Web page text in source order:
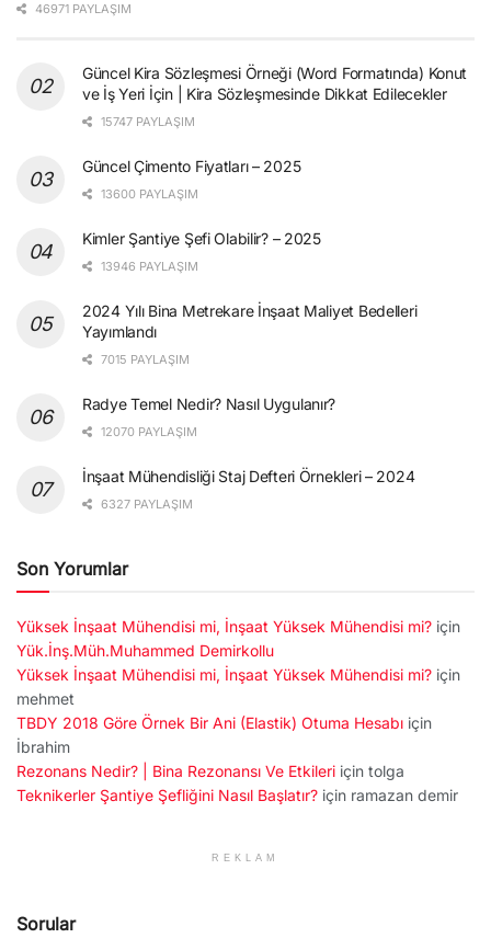
46971 PAYLAŞIM
Güncel Kira Sözleşmesi Örneği (Word Formatında) Konut
ve İş Yeri İçin | Kira Sözleşmesinde Dikkat Edilecekler
15747 PAYLAŞIM
Güncel Çimento Fiyatları – 2025
13600 PAYLAŞIM
Kimler Şantiye Şefi Olabilir? – 2025
13946 PAYLAŞIM
2024 Yılı Bina Metrekare İnşaat Maliyet Bedelleri
Yayımlandı
7015 PAYLAŞIM
Radye Temel Nedir? Nasıl Uygulanır?
12070 PAYLAŞIM
İnşaat Mühendisliği Staj Defteri Örnekleri – 2024
6327 PAYLAŞIM
Son Yorumlar
Yüksek İnşaat Mühendisi mi, İnşaat Yüksek Mühendisi mi? için
Yük.İnş.Müh.Muhammed Demirkollu
Yüksek İnşaat Mühendisi mi, İnşaat Yüksek Mühendisi mi? için
mehmet
TBDY 2018 Göre Örnek Bir Ani (Elastik) Otuma Hesabı için
İbrahim
Rezonans Nedir? | Bina Rezonansı Ve Etkileri için tolga
Teknikerler Şantiye Şefliğini Nasıl Başlatır? için ramazan demir
REKLAM
Sorular